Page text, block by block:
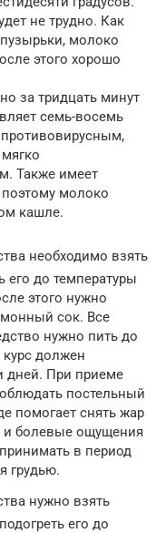
не трудно. Как
молоко
этого хорошо
за тридцать минут
семь-восемь
Также имеет
молоко
кашле.
необходимо взять
его до температуры
этого нужно
сок. Все
нужно пить до
должен
дней. При приеме
постельный
помогает снять жар
и болевые ощущения
в период
грудью.
нужно взять
его до